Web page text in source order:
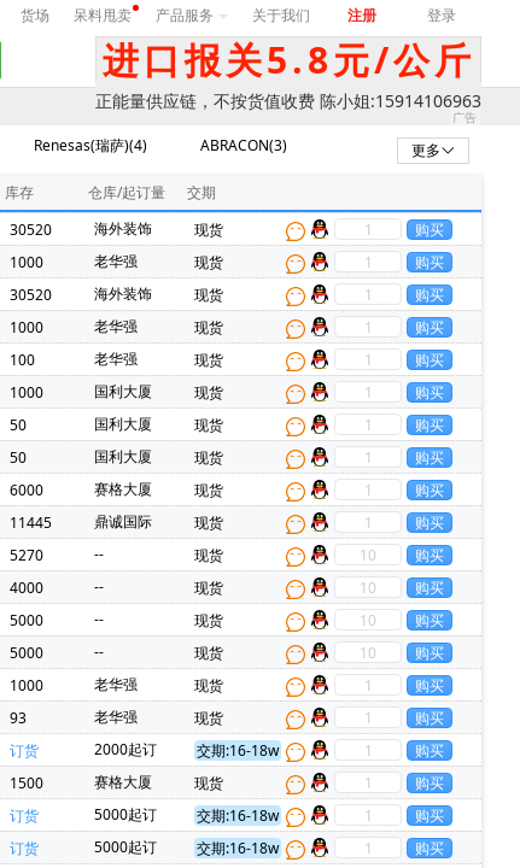
货场 呆料甩卖 产品服务 关于我们 注册 登录
进口报关5.8元/公斤
正能量供应链，不按货值收费 陈小姐:15914106963
Renesas(瑞萨)(4)
ABRACON(3)
更多
库存 仓库/起订量
交期
30520 海外装饰
现货
1000 老华强
现货
30520 海外装饰
现货
1000 老华强
现货
100 老华强
现货
1000 国利大厦
现货
50 国利大厦
现货
50 国利大厦
现货
6000 赛格大厦
现货
11445 鼎诚国际
现货
5270 --
现货
4000 --
现货
5000 --
现货
5000 --
现货
1000 老华强
现货
93 老华强
现货
订货 2000起订
交期:16-18w
1500 赛格大厦
现货
订货 5000起订
交期:16-18w
订货 5000起订
交期:16-18w